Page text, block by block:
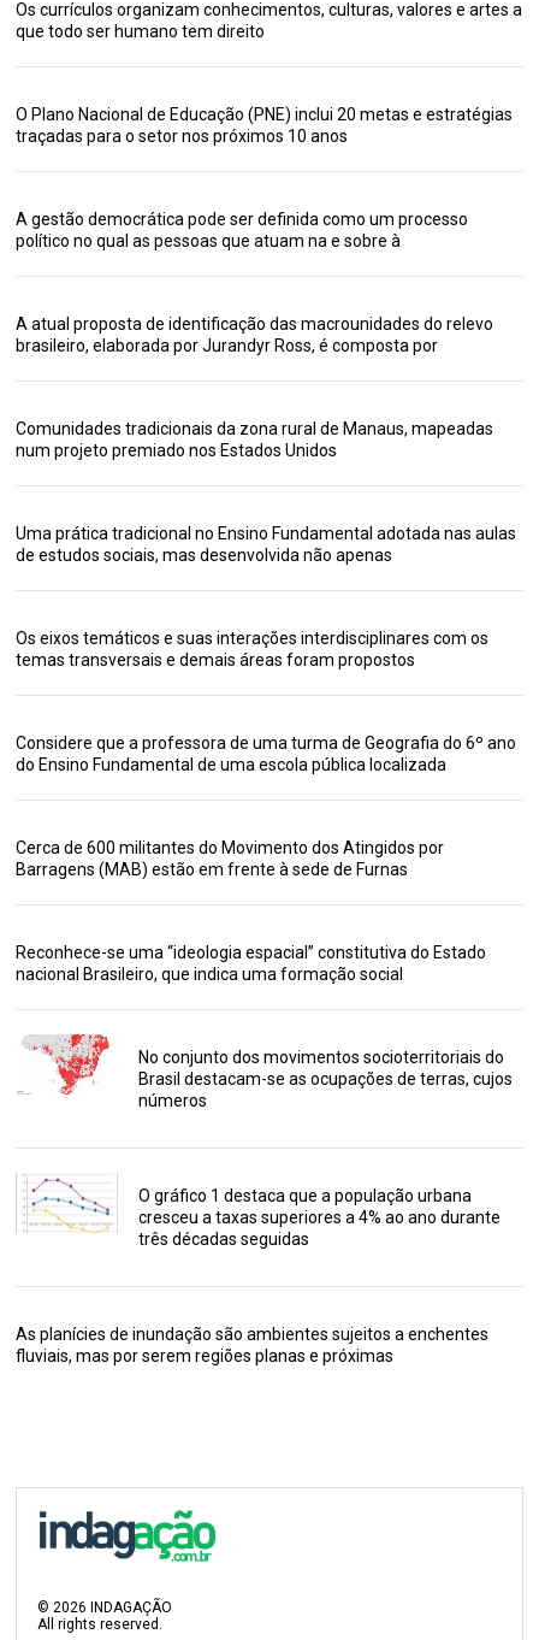
Os currículos organizam conhecimentos, culturas, valores e artes a
que todo ser humano tem direito
O Plano Nacional de Educação (PNE) inclui 20 metas e estratégias
traçadas para o setor nos próximos 10 anos
A gestão democrática pode ser definida como um processo
político no qual as pessoas que atuam na e sobre à
A atual proposta de identificação das macrounidades do relevo
brasileiro, elaborada por Jurandyr Ross, é composta por
Comunidades tradicionais da zona rural de Manaus, mapeadas
num projeto premiado nos Estados Unidos
Uma prática tradicional no Ensino Fundamental adotada nas aulas
de estudos sociais, mas desenvolvida não apenas
Os eixos temáticos e suas interações interdisciplinares com os
temas transversais e demais áreas foram propostos
Considere que a professora de uma turma de Geografia do 6º ano
do Ensino Fundamental de uma escola pública localizada
Cerca de 600 militantes do Movimento dos Atingidos por
Barragens (MAB) estão em frente à sede de Furnas
Reconhece-se uma “ideologia espacial” constitutiva do Estado
nacional Brasileiro, que indica uma formação social
No conjunto dos movimentos socioterritoriais do
Brasil destacam-se as ocupações de terras, cujos
números
O gráfico 1 destaca que a população urbana
cresceu a taxas superiores a 4% ao ano durante
três décadas seguidas
As planícies de inundação são ambientes sujeitos a enchentes
fluviais, mas por serem regiões planas e próximas
©2026 INDAGAÇÃO
All rights reserved.